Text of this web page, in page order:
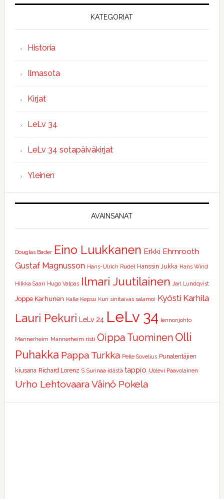
KATEGORIAT
Historia
Ilmasota
Kirjat
LeLv 34
LeLv 34 sotapäiväkirjat
Yleinen
AVAINSANAT
Douglas Bader Eino Luukkanen Erkki Ehrnrooth
Gustaf Magnusson Hans-Ulrich Rudel Hanssin Jukka Hans Wind
Hilkka Saari Hugo Valpas Ilmari Juutilainen Jarl Lundqvist
Joppe Karhunen Kalle Kepsu Kun sinitaivas salamoi Kyösti Karhila
Lauri Pekuri LeLv 24 LeLv 34 lennonjohto
Mannerheim Mannerheim risti Oippa Tuominen Olli
Puhakka Pappa Turkka Pelle Sovelius Punalentäjien
kiusana Richard Lorenz S Surinaa idästä tappio Uolevi Paavolainen
Urho Lehtovaara Väinö Pokela